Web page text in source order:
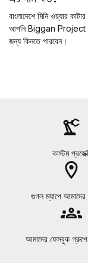
বাংলাদেশে মিনি ওয়্যার
আপনি Biggan Project
জন্য কিনতে পারবেন।
precision_manufacturing
কাস্টম
location_on
গুগল ম্যাপে
groups
আমাদের ফেসবুক